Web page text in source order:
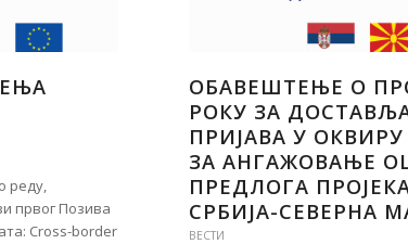
реду,
првог Позива
Cross-border
ОБАВЕШТЕЊЕ О
РОКУ ЗА
ПРИЈАВА У
ЗА АНГАЖОВАЊЕ
ПРЕДЛОГА
СРБИЈА-СЕВЕРНА
ВЕСТИ